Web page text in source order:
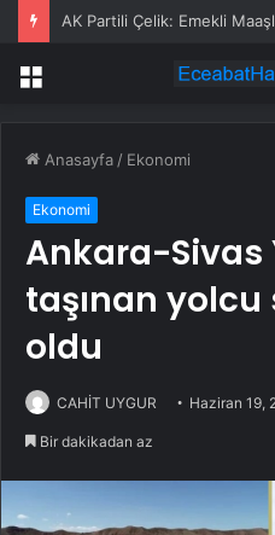
Menü
Anasayfa / Ekonomi
Ekonomi
Ankara-Sivas
taşınan yolcu
oldu
CAHİT UYGUR Haziran 19,
Bir dakikadan az